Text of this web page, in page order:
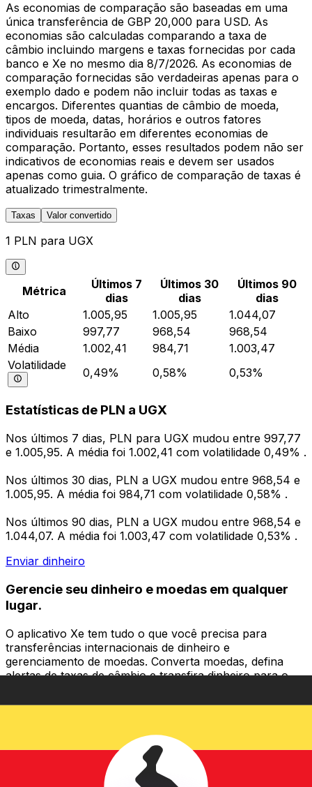
As economias de comparação são baseadas em uma
única transferência de GBP 20,000 para USD. As
economias são calculadas comparando a taxa de
câmbio incluindo margens e taxas fornecidas por cada
banco e Xe no mesmo dia 8/7/2026. As economias de
comparação fornecidas são verdadeiras apenas para o
exemplo dado e podem não incluir todas as taxas e
encargos. Diferentes quantias de câmbio de moeda,
tipos de moeda, datas, horários e outros fatores
individuais resultarão em diferentes economias de
comparação. Portanto, esses resultados podem não ser
indicativos de economias reais e devem ser usados
apenas como guia. O gráfico de comparação de taxas é
atualizado trimestralmente.
Taxas Valor convertido
1 PLN para UGX
Métrica
Últimos 7
dias
Últimos 30
dias
Últimos 90
dias
Alto
1.005,95 1.005,95
1.044,07
Baixo
997,77 968,54
968,54
Média
1.002,41 984,71
1.003,47
Volatilidade
0,49% 0,58% 0,53%
Estatísticas de PLN a UGX
Nos últimos 7 dias, PLN para UGX mudou entre 997,77
e 1.005,95. A média foi 1.002,41 com volatilidade 0,49% .
Nos últimos 30 dias, PLN a UGX mudou entre 968,54 e
1.005,95. A média foi 984,71 com volatilidade 0,58% .
Nos últimos 90 dias, PLN a UGX mudou entre 968,54 e
1.044,07. A média foi 1.003,47 com volatilidade 0,53% .
Enviar dinheiro
Gerencie seu dinheiro e moedas em qualquer
lugar.
O aplicativo Xe tem tudo o que você precisa para
transferências internacionais de dinheiro e
gerenciamento de moedas. Converta moedas, defina
alertas de taxas de câmbio e transfira dinheiro para o